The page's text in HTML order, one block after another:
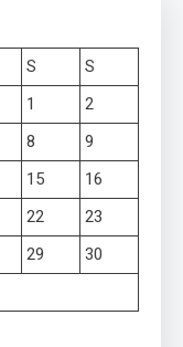
S
S
1
2
8
9
15
16
22
23
29
30